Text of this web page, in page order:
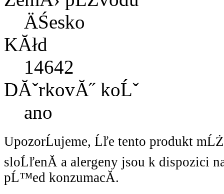
ÄŚesko
KĂłd
14642
DĂˇrkovĂ˝ koĹˇ
ano
UpozorĹujeme, Ĺľe tento produkt
sloĹľenĂ­ a alergeny jsou k dispozici
pĹ™ed konzumacĂ­.